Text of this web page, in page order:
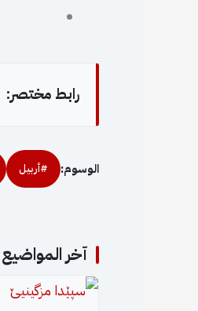
رابط مختصر:
الوسوم: #أربيل
آخر المواضيع